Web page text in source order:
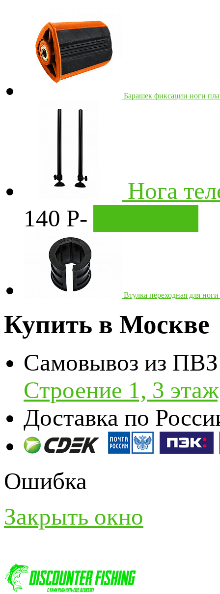
Барашек фиксации ноги
Нога
140 Р-
Втулка переходная для
Купить в Москве
Самовывоз из
Строение 1, 3
Доставка по
Ошибка
Закрыть окно